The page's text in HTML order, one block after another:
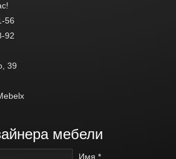
56
92
39
мебели
Имя *